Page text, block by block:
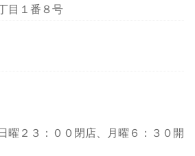
目１番８号
曜２３：００閉店、月曜６：３０開